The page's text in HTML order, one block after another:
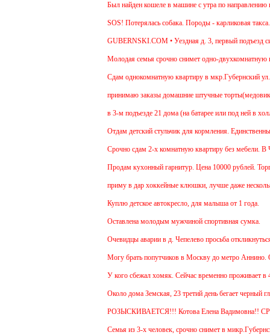
Был найден кошеле в машине с утра по направлению в
SOS! Потерялась собака. Породы - карликовая такса.
GUBERNSKI.COM • Уездная д. 3, первый подъезд
Молодая семья срочно снимет одно-двухкомнатную
Cдам однокомнатную квартиру в мкр.Губернский
принимаю заказы домашние штучные торты(медовик,
в 3-м подъезде 21 дома (на батарее или под ней в
Отдам детский стульчик для кормления. Единственный
Срочно сдам 2-х комнатную квартиру без мебели. В
Продам кухонный гарнитур. Цена 10000 рублей. Торг
приму в дар хоккейные клюшки, лучше даже несколько:)
Куплю детское автокресло, для малыша от 1 года.
Оставлена молодым мужчиной спортивная сумка.
Очевидцы аварии в д. Чепелево просьба откликнуться.
Могу брать попутчиков в Москву до метро Аннино.
У кого сбежал хомяк. Сейчас временно проживает в
Около дома Земская, 23 третий день бегает черный
РОЗЫСКИВАЕТСЯ!!! Котова Елена Вадимовна!!
Семья из 3-х человек, срочно снимет в